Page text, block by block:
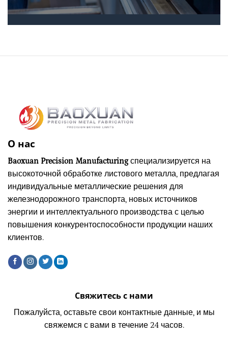
О нас
Baoxuan Precision Manufacturingспециализируется на
высокоточной обработке листового металла, предлагая
индивидуальные металлические решения для
железнодорожного транспорта, новых источников
энергии и интеллектуального производства с целью
повышения конкурентоспособности продукции наших
клиентов.
Свяжитесь с нами
Пожалуйста, оставьте свои контактные данные, и мы
свяжемся с вами в течение 24 часов.